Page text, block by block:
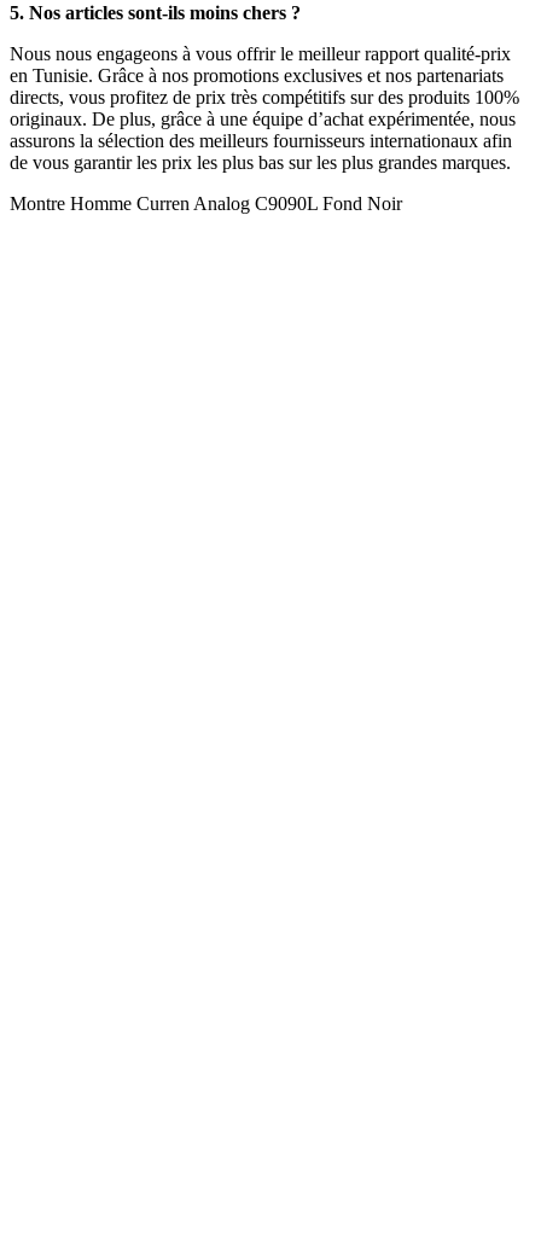
5. Nos articles sont-ils moins chers ?
Nous nous engageons à vous offrir le meilleur rapport qualité-prix
en Tunisie. Grâce à nos promotions exclusives et nos partenariats
directs, vous profitez de prix très compétitifs sur des produits 100%
originaux. De plus, grâce à une équipe d’achat expérimentée, nous
assurons la sélection des meilleurs fournisseurs internationaux afin
de vous garantir les prix les plus bas sur les plus grandes marques.
Montre Homme Curren Analog C9090L Fond Noir